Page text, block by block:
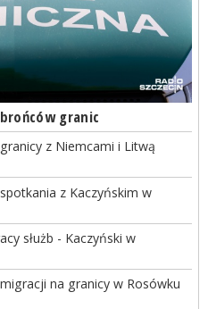
granic
z Niemcami i Litwą
z Kaczyńskim w
służb - Kaczyński w
na granicy w Rosówku